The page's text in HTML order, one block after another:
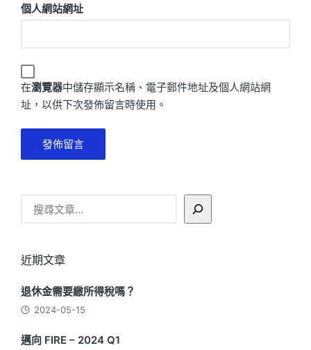
個人網站網址
在瀏覽器中儲存顯示名稱、電子郵件地址及個人網站網
址，以供下次發佈留言時使用。
近期文章
退休金需要繳所得稅嗎？
2024-05-15
邁向 FIRE – 2024 Q1